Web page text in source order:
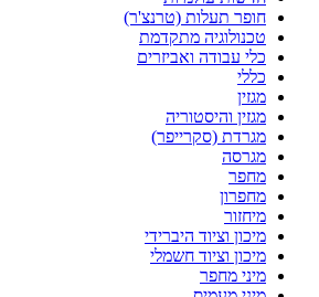
חופר תעלות (טרנצ'ר)
טכנולוגיה מתקדמת
כלי עבודה ואביזרים
כללי
מגזין
מגזין והיסטוריה
מגרדת (סקרייפר)
מגרסה
מחפר
מחפרון
מיחזור
מיכון וציוד היברידי
מיכון וציוד חשמלי
מיני מחפר